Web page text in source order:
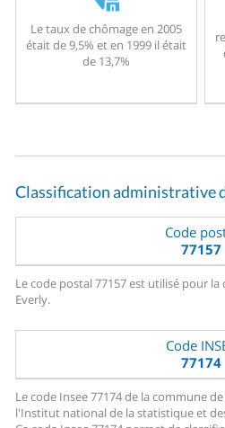
Le taux de chômage en 2005
était de 9,5% et en 1999 il était
de 13,7%
Classification administrative
Code
77157
Le code postal 77157 est utilisé pour
Everly.
Code
77174
Le code Insee 77174 de la commune
l'Institut national de la statistique et